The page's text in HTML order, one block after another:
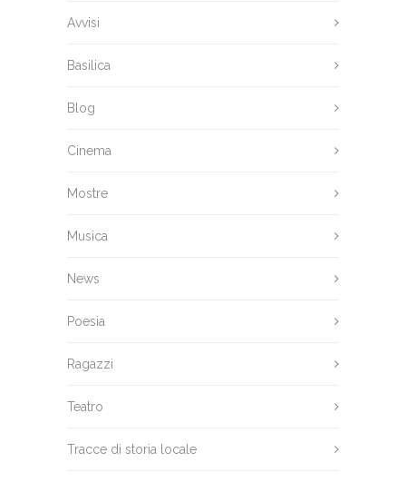
Avvisi
Basilica
Blog
Cinema
Mostre
Musica
News
Poesia
Ragazzi
Teatro
Tracce di storia locale